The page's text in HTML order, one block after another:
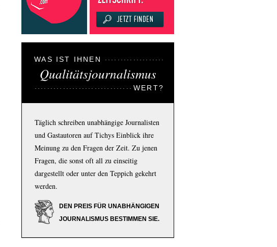
WAS IST IHNEN
Qualitätsjournalismus
WERT?
Täglich schreiben unabhängige Journalisten
und Gastautoren auf Tichys Einblick ihre
Meinung zu den Fragen der Zeit. Zu jenen
Fragen, die sonst oft all zu einseitig
dargestellt oder unter den Teppich gekehrt
werden.
DEN PREIS FÜR UNABHÄNGIGEN
JOURNALISMUS BESTIMMEN SIE.